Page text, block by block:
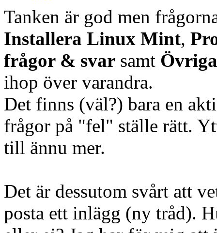
Tanken är god men
Installera Linux Mint,
frågor & svar samt
ihop över varandra.
Det finns (väl?) bara en
frågor på "fel" ställe rätt.
till ännu mer.
Det är dessutom svårt att
posta ett inlägg (ny tråd).